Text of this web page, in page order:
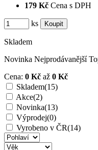
179 Kč Cena s DPH
ks
Skladem
Novinka Nejprodávanější
Cena: 0 Kč až 0 Kč
Skladem(15)
Akce(2)
Novinka(13)
Výprodej(0)
Vyrobeno v ČR(14)